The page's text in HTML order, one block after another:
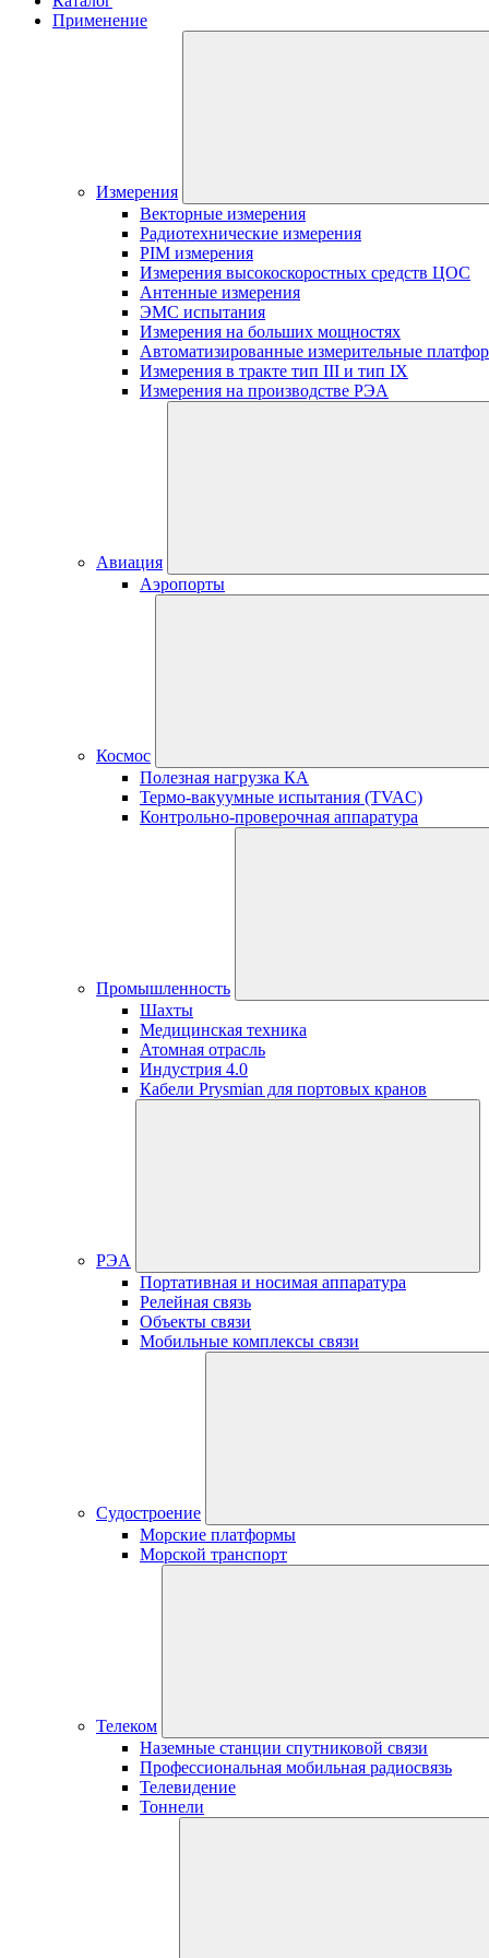
Применение
Измерения
Векторные измерения
Радиотехнические измерения
PIM измерения
Измерения высокоскоростных средств ЦОС
Антенные измерения
ЭМС испытания
Измерения на больших мощностях
Автоматизированные измерительные
Измерения в тракте тип III и тип IX
Измерения на производстве РЭА
Авиация
Аэропорты
Космос
Полезная нагрузка КА
Термо-вакуумные испытания (TVAC)
Контрольно-проверочная аппаратура
Промышленность
Шахты
Медицинская техника
Атомная отрасль
Индустрия 4.0
Кабели Prysmian для портовых кранов
РЭА
Портативная и носимая аппаратура
Релейная связь
Объекты связи
Мобильные комплексы связи
Судостроение
Морские платформы
Морской транспорт
Телеком
Наземные станции спутниковой связи
Профессиональная мобильная радиосвязь
Телевидение
Тоннели